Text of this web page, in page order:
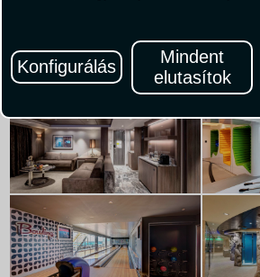
Konfigurálás
Mindent
elutasítok